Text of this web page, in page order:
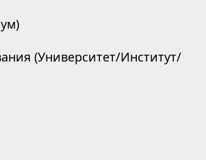
(Университет/Институт/